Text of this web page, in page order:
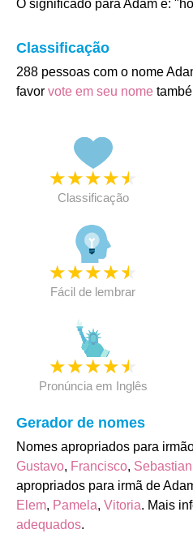
O significado para Adam é:
Classificação
288 pessoas com o nome
favor vote em seu nome
★★★★★
Classificação
★★★★★
Fácil de lembrar
★★★★★
Pronúncia em Inglês
Gerador de nomes
Nomes apropriados para
Gustavo, Francisco, Sebastian
apropriados para irmã de
Elem, Pamela, Vitoria. Mais
adequados.